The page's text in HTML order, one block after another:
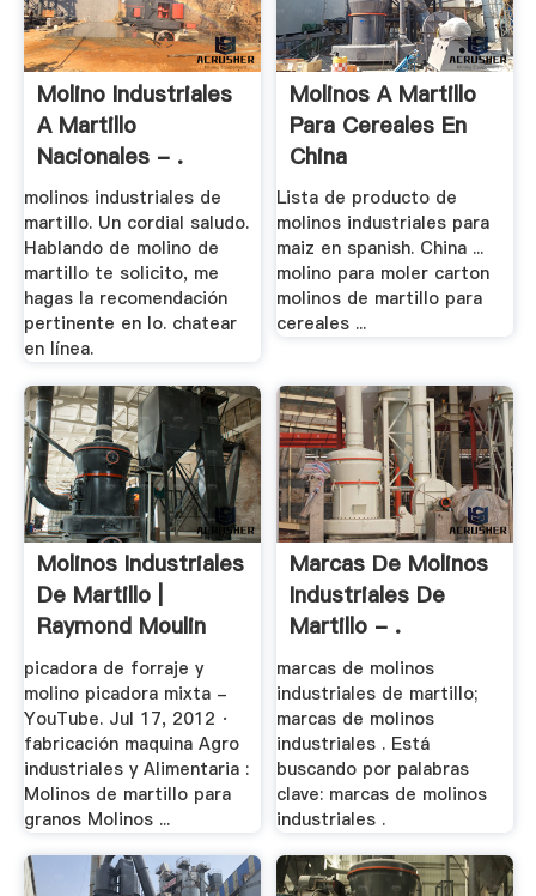
Molino Industriales
A Martillo
Nacionales - .
molinos industriales de
martillo. Un cordial saludo.
Hablando de molino de
martillo te solicito, me
hagas la recomendación
pertinente en lo. chatear
en línea.
Molinos A Martillo
Para Cereales En
China
Lista de producto de
molinos industriales para
maiz en spanish. China ...
molino para moler carton
molinos de martillo para
cereales ...
Molinos Industriales
De Martillo |
Raymond Moulin
picadora de forraje y
molino picadora mixta -
YouTube. Jul 17, 2012 ·
fabricación maquina Agro
industriales y Alimentaria :
Molinos de martillo para
granos Molinos ...
Marcas De Molinos
Industriales De
Martillo - .
marcas de molinos
industriales de martillo;
marcas de molinos
industriales . Está
buscando por palabras
clave: marcas de molinos
industriales .